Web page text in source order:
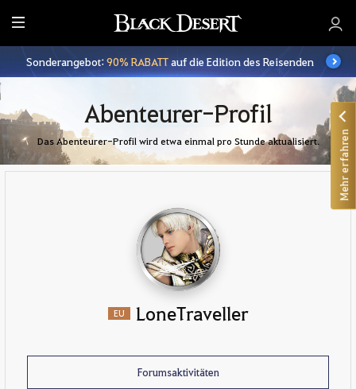
A
l
l Sonderangebot:90% RABATTauf die Edition des Reisenden
Abenteurer-Profil
Das Abenteurer-Profil wird etwa einmal pro Stunde aktualisiert.
EU LoneTraveller
Forumsaktivitäten
Mehr erfahren